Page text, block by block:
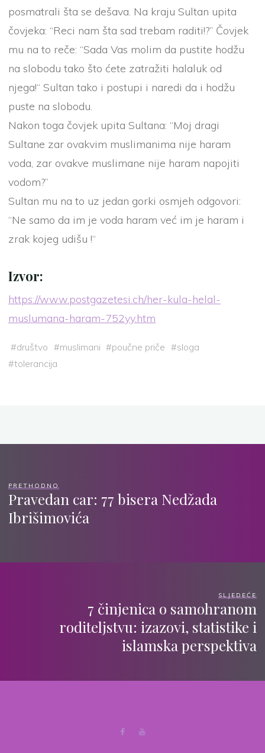
posmatrali šta se dešava. Na kraju Sultan upita
čovjeka: “Reci nam šta sad trebam raditi!?” Čovjek
mu na to reče: “Sada Vas molim da pustite hodžu
na slobodu tako što ćete zatražiti halaluk od
njega!“ Sultan tako i postupi i naredi da i hodžu
puste na slobodu.
Nakon toga čovjek upita Sultana: “Moj dragi
Sultane zar ovakvim muslimanima nije haram
voda, zar ovakve muslimane nije haram napojiti
vodom?”
Sultan mu na to uz jedan gorki osmjeh odgovori:
“Ne samo da im je voda haram već im je haram i
zrak kojeg udišu !“
Izvor:
https://www.postgazetesi.ch/her-kula-helal-
muslumana-haram-752yy.htm
#društvo #muslimani #poučne priče #sloga
#tolerancija
PRETHODNO
Pravedan car: 77 bisera Nedžada
Ibrišimovića
SLJEDEĆE
7 činjenica o samohranom
roditeljstvu: izazovi, statistike i
islamska perspektiva